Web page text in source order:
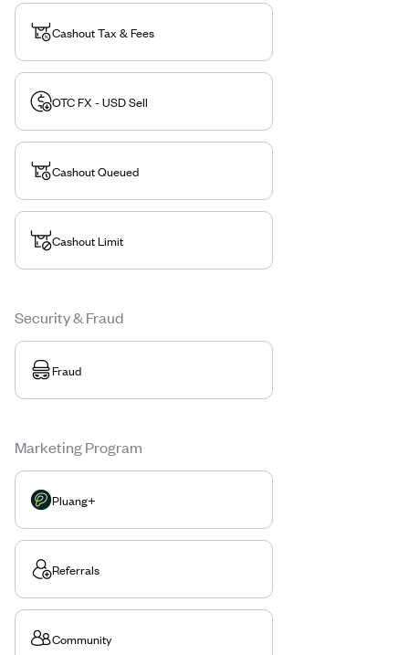
Cashout Tax & Fees
OTC FX - USD Sell
Cashout Queued
Cashout Limit
Security & Fraud
Fraud
Marketing Program
Pluang+
Referrals
Community